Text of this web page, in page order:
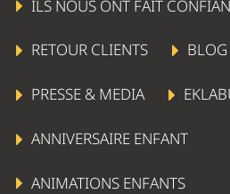
ILS NOUS ONT FAIT
RETOUR CLIENTS BLOG
PRESSE & MEDIA
ANNIVERSAIRE ENFANT
ANIMATIONS ENFANTS